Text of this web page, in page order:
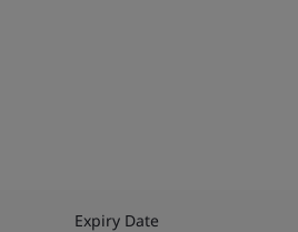
Expiry Date